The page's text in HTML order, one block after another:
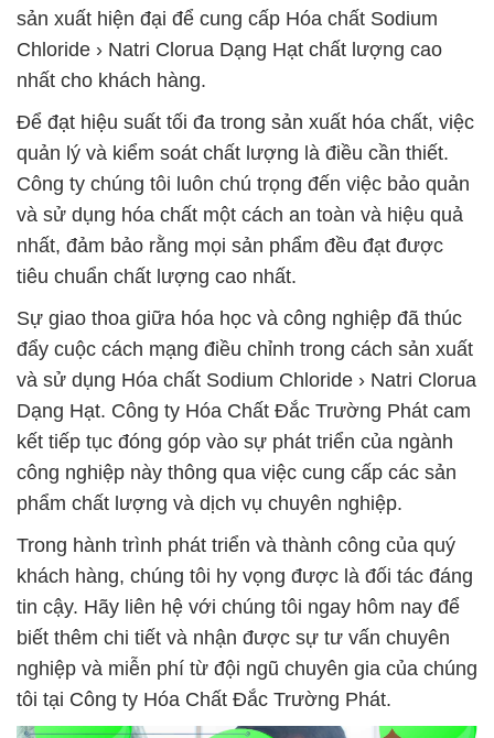
sản xuất hiện đại để cung cấp Hóa chất Sodium
Chloride › Natri Clorua Dạng Hạt chất lượng cao
nhất cho khách hàng.
Để đạt hiệu suất tối đa trong sản xuất hóa chất, việc
quản lý và kiểm soát chất lượng là điều cần thiết.
Công ty chúng tôi luôn chú trọng đến việc bảo quản
và sử dụng hóa chất một cách an toàn và hiệu quả
nhất, đảm bảo rằng mọi sản phẩm đều đạt được
tiêu chuẩn chất lượng cao nhất.
Sự giao thoa giữa hóa học và công nghiệp đã thúc
đẩy cuộc cách mạng điều chỉnh trong cách sản xuất
và sử dụng Hóa chất Sodium Chloride › Natri Clorua
Dạng Hạt. Công ty Hóa Chất Đắc Trường Phát cam
kết tiếp tục đóng góp vào sự phát triển của ngành
công nghiệp này thông qua việc cung cấp các sản
phẩm chất lượng và dịch vụ chuyên nghiệp.
Trong hành trình phát triển và thành công của quý
khách hàng, chúng tôi hy vọng được là đối tác đáng
tin cậy. Hãy liên hệ với chúng tôi ngay hôm nay để
biết thêm chi tiết và nhận được sự tư vấn chuyên
nghiệp và miễn phí từ đội ngũ chuyên gia của chúng
tôi tại Công ty Hóa Chất Đắc Trường Phát.